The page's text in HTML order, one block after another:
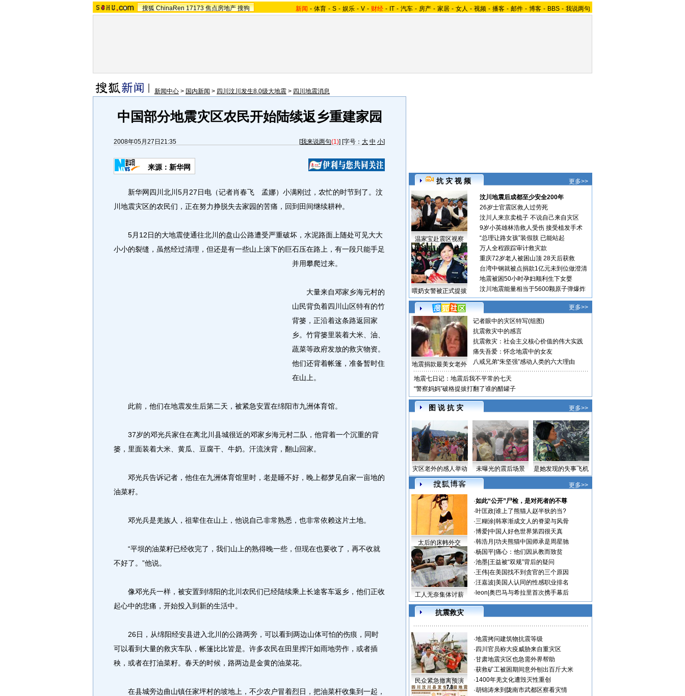
搜狐 ChinaRen 17173 焦点房地产 搜狗 新闻 - 体育 - S - 娱乐 - V - 财经 - IT - 汽车 - 房产 - 家居 - 女人 - 视频 - 播客 - 邮件 - 博客 - BBS - 我说两句
新闻中心 > 国内新闻 > 四川汶川发生8.0级大地震 > 四川地震消息
中国部分地震灾区农民开始陆续返乡重建家园
2008年05月27日21:35 [我来说两句(1)] [字号： 大 中 小]
来源：新华网
新华网四川北川5月27日电（记者肖春飞 孟娜）小满刚过，农忙的时节到了。汶
川地震灾区的农民们，正在努力挣脱失去家园的苦痛，回到田间继续耕种。
5月12日的大地震使通往北川的盘山公路遭受严重破坏，水泥路面上随处可见大大
小小的裂缝，虽然经过清理，但还是有一些山上滚下的巨石压在路上，有一段只能手足
并用攀爬过来。
大量来自邓家乡海元村的
山民背负着四川山区特有的竹
背篓，正沿着这条路返回家
乡。竹背篓里装着大米、油、
蔬菜等政府发放的救灾物资。
他们还背着帐篷，准备暂时住
在山上。
此前，他们在地震发生后第二天，被紧急安置在绵阳市九洲体育馆。
37岁的邓光兵家住在离北川县城很近的邓家乡海元村二队，他背着一个沉重的背
篓，里面装着大米、黄瓜、豆腐干、牛奶。汗流浃背，翻山回家。
邓光兵告诉记者，他住在九洲体育馆里时，老是睡不好，晚上都梦见自家一亩地的
油菜籽。
邓光兵是羌族人，祖辈住在山上，他说自己非常熟悉，也非常依赖这片土地。
“平坝的油菜籽已经收完了，我们山上的熟得晚一些，但现在也要收了，再不收就
不好了。”他说。
像邓光兵一样，被安置到绵阳的北川农民们已经陆续乘上长途客车返乡，他们正收
起心中的悲痛，开始投入到新的生活中。
26日，从绵阳经安县进入北川的公路两旁，可以看到两边山体可怕的伤痕，同时
可以看到大量的救灾车队，帐篷比比皆是。许多农民在田里挥汗如雨地劳作，或者插
秧，或者在打油菜籽。春天的时候，路两边是金黄的油菜花。
在县城旁边曲山镇任家坪村的坡地上，不少农户冒着烈日，把油菜杆收集到一起，
抗 灾 视 频 更多>>
温家宝赴震区视察
喂奶女警被正式提拔
汶川地震后成都至少安全200年
26岁士官震区救人过劳死
汶川人来京卖梳子 不说自己来自灾区
9岁小英雄林浩救人受伤 接受植发手术
“总理让路女孩”装假肢 已能站起
万人全程跟踪审计救灾款
重庆72岁老人被困山顶 28天后获救
台湾中钢就被点捐款1亿元未到位做澄清
地震被困50小时孕妇顺利生下女婴
汶川地震能量相当于5600颗原子弹爆炸
更多>>
地震捐款最美女老外
记者眼中的灾区特写(组图)
抗震救灾中的感言
抗震救灾：社会主义核心价值的伟大实践
痛失吾爱：怀念地震中的女友
八戒兄弟“朱坚强”感动人类的六大理由
地震七日记：地震后我不平常的七天
“警察妈妈”破格提拔打翻了谁的醋罐子
图 说 抗 灾 更多>>
灾区老外的感人举动 未曝光的震后场景 是她发现的失事飞机
更多>>
太后的床帏外交
工人无奈集体讨薪
·如此“公开”尸检，是对死者的不尊
·叶匡政| 谁上了熊猫人赵半狄的当?
·三糊涂| 韩寒渐成文人的脊梁与风骨
·博爱| 中国人好色世界第四很天真
·韩浩月 功夫熊猫中国师承是周星驰
·杨国平| 痛心：他们因从教而致贫
·池墨| 王益被“双规”背后的疑问
·王伟| 在美国找不到贪官的三个原因
·汪嘉波 美国人认同的性感职业排名
· leon 奥巴马与希拉里首次携手幕后
抗震救灾
民众紧急撤离预演
·地震拷问建筑物抗震等级
· 四川官员称大疫威胁来自重灾区
·甘肃地震灾区也急需外界帮助
·获救矿工被困期间意外刨出百斤大米
·1400年羌文化遭毁灭性重创
·胡锦涛来到陇南市武都区察看灾情